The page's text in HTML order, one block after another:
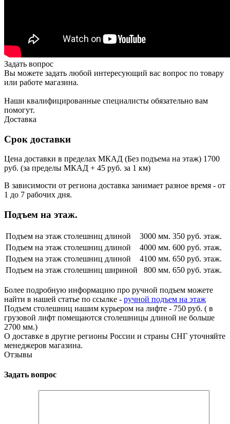
Задать вопрос
Вы можете задать любой интересующий вас вопрос по товару
или работе магазина.
Наши квалифицированные специалисты обязательно вам
помогут.
Доставка
Срок доставки
Цена доставки в пределах МКАД (Без подъема на этаж) 1700
руб. (за пределы МКАД + 45 руб. за 1 км)
В зависимости от региона доставка занимает разное время - от
1 до 7 рабочих дня.
Подъем на этаж.
Подъем на этаж столешниц длиной 3000 мм. 350 руб. этаж.
Подъем на этаж столешниц длиной
4000 мм. 600 руб. этаж.
Подъем на этаж столешниц длиной
4100 мм. 650 руб. этаж.
Подъем на этаж столешниц шириной
800 мм. 650 руб. этаж.
Более подробную информацию про ручной подъем можете
найти в нашей статье по ссылке - ручной подъем на этаж
Подъем столешниц нашим курьером на лифте - 750 руб. ( в
грузовой лифт помещаются столешницы длиной не больше
2700 мм.)
О доставке в другие регионы России и страны СНГ уточняйте
менеджеров магазина.
Отзывы
Задать вопрос